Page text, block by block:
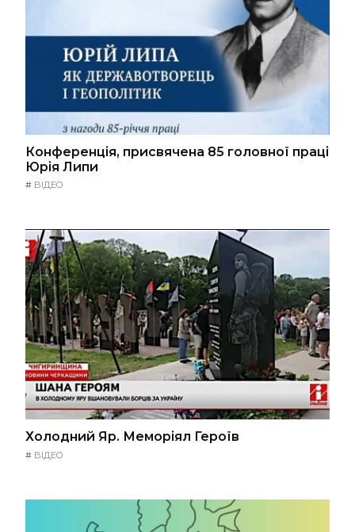
Конференція, присвячена 85 головної праці
Юрія Липи
# ВІДЕО
Холодний Яр. Меморіял Героїв
# ВІДЕО